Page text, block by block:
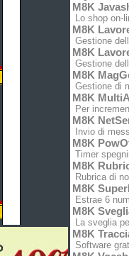
M8K
Lo shop on-
M8K
Gestione
M8K
Gestione
M8K
Gestione di
M8K
Per
M8K
Invio di
M8K
Timer
M8K
Rubrica di
M8K
Estrae 6
M8K
La sveglia
M8K
Software